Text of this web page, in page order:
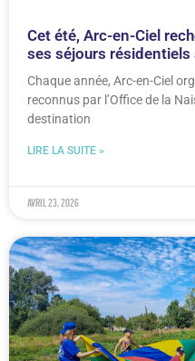
Cet été, Arc-en-Ciel
ses séjours résidentiels
Chaque année, Arc-en-Ciel
reconnus par l’Office de la
destination
LIRE LA SUITE »
avril 23, 2026